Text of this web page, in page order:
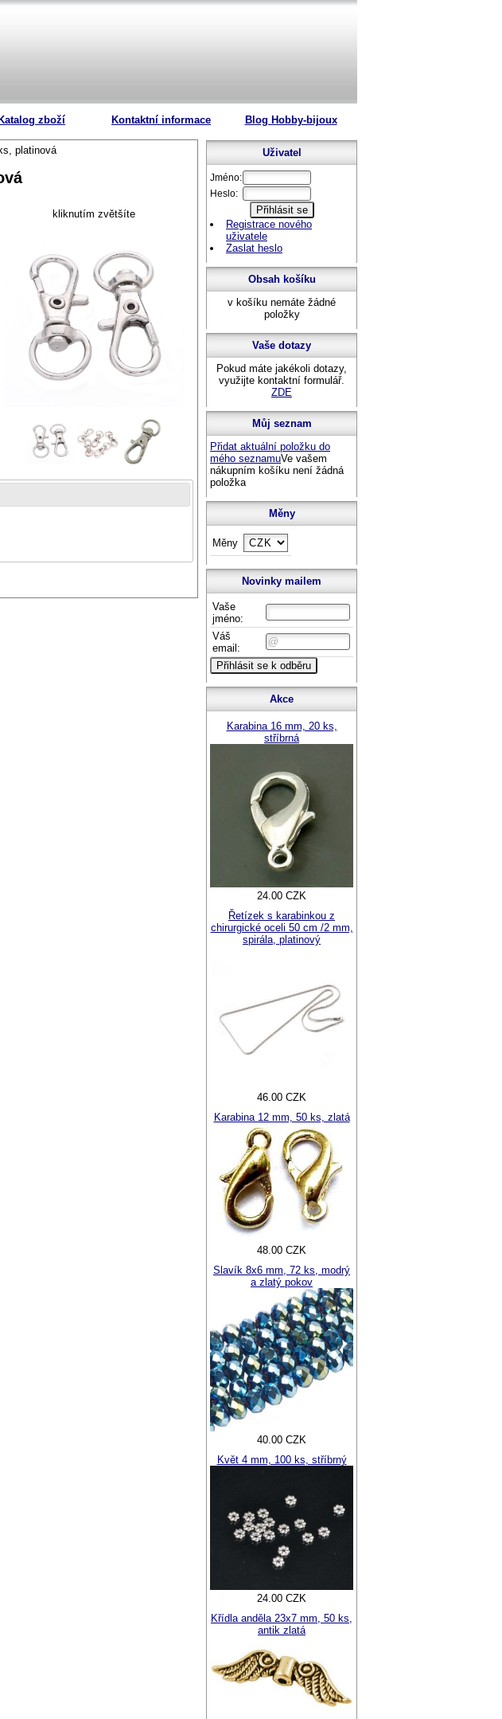
Katalog zboží Kontaktní informace Blog Hobby-bijoux
platinová
kliknutím zvětšíte
Uživatel
Jméno:
Heslo:
Registrace nového
uživatele
Zaslat heslo
Obsah košíku
v košíku nemáte žádné
položky
Vaše dotazy
Pokud máte jakékoli dotazy,
využijte kontaktní formulář.
ZDE
Můj seznam
Přidat aktuální položku do
mého seznamuVe vašem
nákupním košíku není žádná
položka
Měny
Měny
Novinky mailem
Vaše
jméno:
Váš
email:
Akce
Karabina 16 mm, 20 ks,
stříbrná
24.00 CZK
Řetízek s karabinkou z
chirurgické oceli 50 cm /2 mm,
spirála, platinový
46.00 CZK
Karabina 12 mm, 50 ks, zlatá
48.00 CZK
Slavík 8x6 mm, 72 ks, modrý
a zlatý pokov
40.00 CZK
Květ 4 mm, 100 ks, stříbrný
24.00 CZK
Křídla anděla 23x7 mm, 50 ks,
antik zlatá